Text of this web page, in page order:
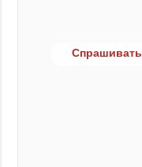
Спрашивать